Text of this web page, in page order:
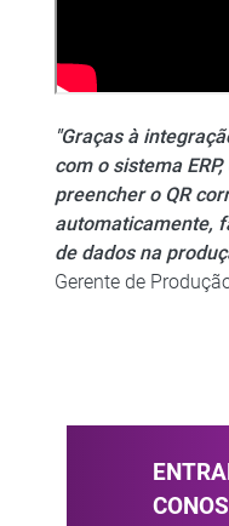
"Graças à
com o sistema
preencher o QR
automaticamente,
de dados na
Gerente de